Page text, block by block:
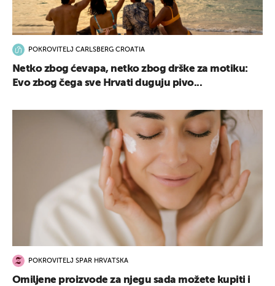
POKROVITELJ CARLSBERG CROATIA
Netko zbog ćevapa, netko zbog drške za motiku:
Evo zbog čega sve Hrvati duguju pivo...
POKROVITELJ SPAR HRVATSKA
Omiljene proizvode za njegu sada možete kupiti i